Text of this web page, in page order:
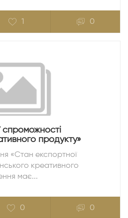
1 0
спроможності
продукту»
«Стан експортної
креативного
має...
0 0